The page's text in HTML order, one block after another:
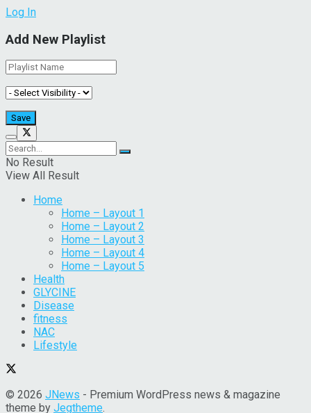
Log In
Add New Playlist
No Result
View All Result
Home
Home – Layout 1
Home – Layout 2
Home – Layout 3
Home – Layout 4
Home – Layout 5
Health
GLYCINE
Disease
fitness
NAC
Lifestyle
© 2026 JNews - Premium WordPress news & magazine
theme by Jegtheme